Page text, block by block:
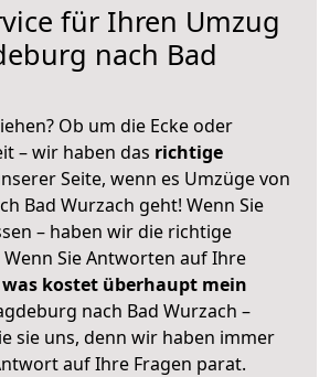
für Ihren Umzug
nach Bad
Ob um die Ecke oder
– wir haben das richtige
Seite, wenn es Umzüge von
Bad Wurzach geht! Wenn Sie
– haben wir die richtige
Wenn Sie Antworten auf Ihre
was kostet überhaupt mein
nach Bad Wurzach –
sie uns, denn wir haben immer
auf Ihre Fragen parat.